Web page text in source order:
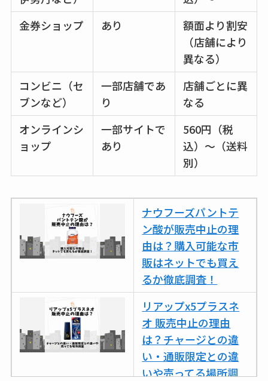
売ってる場所調査
キーピング販売終了
理由はなぜ？売って
ない？売ってる場所
は？代わりの代用品
クランベリージュー
スはコンビニで売っ
てる？薬局やイオン
は？おすすめや効果
金券ショップ
あり
額面より割安
（店舗により
異なる）
コンビニ（セ
ブンなど）
一部店舗であ
り
店舗ごとに異
なる
オンラインシ
ョップ
一部サイトで
あり
560円（税
込）～（送料
別）
ナウフーズパントテ
ン酸が販売中止の理
由は？購入可能な市
販はネットでも買え
るか徹底調査！
リアップx5プラスネ
オ 販売中止の理由
は？チャージとの違
い・通販限定との違
いや売ってる場所調